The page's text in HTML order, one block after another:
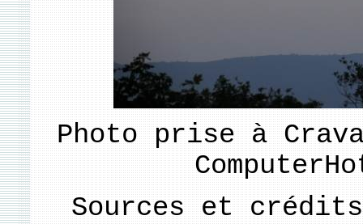
Photo prise à
Sources et